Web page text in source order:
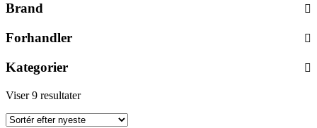
Brand
Forhandler
Kategorier
Viser 9 resultaterSorted
latest